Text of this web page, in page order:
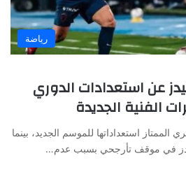
رياضة
عن استعدادات الدوري
الفنية الجديدة
الممتاز استعداداتها للموسم الجديد، بينما
في موقف تأرجحي بسبب عدم…